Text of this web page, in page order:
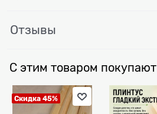
Отзывы
С этим товаром покупают
Скидка 45%